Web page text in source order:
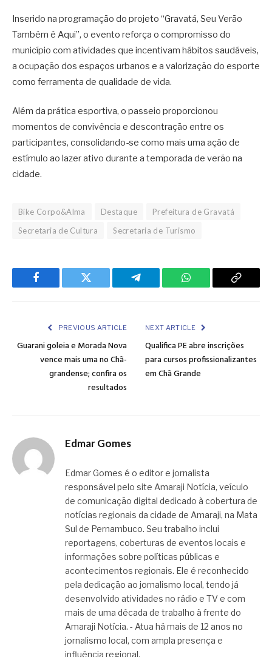
Inserido na programação do projeto “Gravatá, Seu Verão
Também é Aqui”, o evento reforça o compromisso do
município com atividades que incentivam hábitos saudáveis,
a ocupação dos espaços urbanos e a valorização do esporte
como ferramenta de qualidade de vida.
Além da prática esportiva, o passeio proporcionou
momentos de convivência e descontração entre os
participantes, consolidando-se como mais uma ação de
estímulo ao lazer ativo durante a temporada de verão na
cidade.
Bike Corpo&Alma Destaque
Prefeitura de Gravatá
Secretaria de Cultura
Secretaria de Turismo
Facebook Twitter Telegram WhatsApp Copy
PREVIOUS ARTICLE
Guarani goleia e Morada Nova
vence mais uma no Chã-
grandense; confira os
resultados
NEXT ARTICLE
Qualifica PE abre inscrições
para cursos profissionalizantes
em Chã Grande
Edmar Gomes
Edmar Gomes é o editor e jornalista
responsável pelo site Amaraji Notícia, veículo
de comunicação digital dedicado à cobertura de
notícias regionais da cidade de Amaraji, na Mata
Sul de Pernambuco. Seu trabalho inclui
reportagens, coberturas de eventos locais e
informações sobre políticas públicas e
acontecimentos regionais. Ele é reconhecido
pela dedicação ao jornalismo local, tendo já
desenvolvido atividades no rádio e TV e com
mais de uma década de trabalho à frente do
Amaraji Notícia. - Atua há mais de 12 anos no
jornalismo local, com ampla presença e
influência regional.